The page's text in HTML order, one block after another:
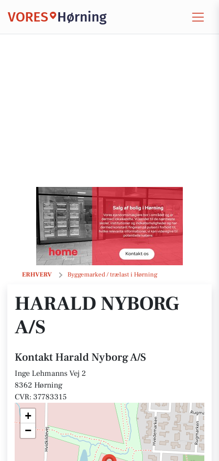
VORES Hørning
ERHVERV Byggemarked / trælast i Hørning
Harald Nyborg A/S
HARALD NYBORG
A/S
Kontakt Harald Nyborg A/S
Inge Lehmanns Vej 2
8362 Hørning
CVR: 37783315
+
−